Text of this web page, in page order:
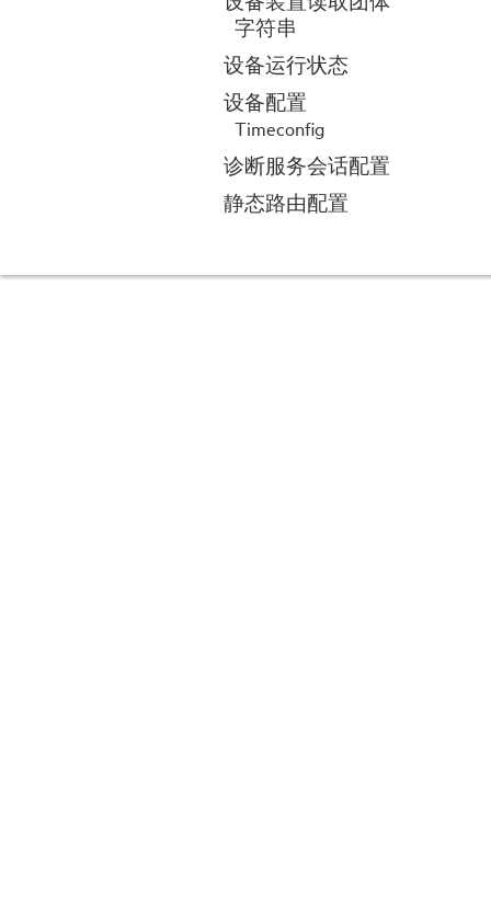
字符串
设备运行状态
设备配置
Timeconfig
诊断服务会话配置
静态路由配置